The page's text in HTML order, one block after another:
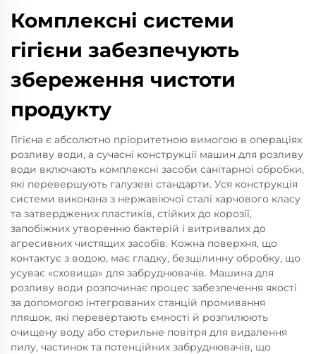
Комплексні системи
гігієни забезпечують
збереження чистоти
продукту
Гігієна є абсолютно пріоритетною вимогою в операціях
розливу води, а сучасні конструкції машин для розливу
води включають комплексні засоби санітарної обробки,
які перевершують галузеві стандарти. Уся конструкція
системи виконана з нержавіючої сталі харчового класу
та затверджених пластиків, стійких до корозії,
запобіжних утворенню бактерій і витривалих до
агресивних чистящих засобів. Кожна поверхня, що
контактує з водою, має гладку, безщілинну обробку, що
усуває «сховища» для забруднювачів. Машина для
розливу води розпочинає процес забезпечення якості
за допомогою інтегрованих станцій промивання
пляшок, які перевертають ємності й розпилюють
очищену воду або стерильне повітря для видалення
пилу, частинок та потенційних забруднювачів, що